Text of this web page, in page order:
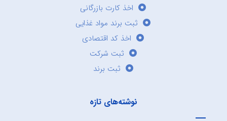
اخذ کارت بازرگانی
ثبت برند مواد غذایی
اخذ کد اقتصادی
ثبت شرکت
ثبت برند
نوشته‌های تازه